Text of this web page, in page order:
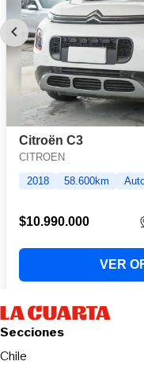
Secciones
Chile